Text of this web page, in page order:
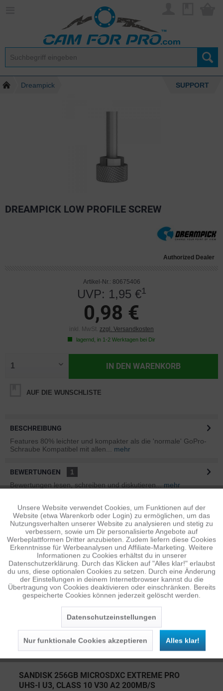
Dreampick SUPPORT
DREAMPICK LOW PROFILE SCREW
Authorized Dealer
Artikel-Nr.: 80675406
UVP: 1,95 €1
0,98 €
inkl. MwSt. zzgl. Versandkosten
lagernd, in 1-2 Werktagen bei Dir
IN DEN WARENKORB
AUF DIE WUNSCHLISTE
BESCHREIBUNG
Features 80% leichter und kompakter als die 'normale' GoPro-
Schraube Kompatibel mit allen...
mehr
BEWERTUNGEN
1
Bewertungen lesen, schreiben und diskutieren...
mehr
ÄHNLICHE ARTIKEL
Diese Artikel sind dem Produkt ähnlich ...mehr
Persönliche Empfehlungen
SANDISK 256GB MICROSDXC EXTREME PRO
UHS-I U3, CLASS 10 V30 A2 200MB/S
Funktionale Aktiv
Tracking Inaktiv
Personalisierung Inaktiv
Service Inaktiv
Unsere Website verwendet Cookies, um Funktionen auf der
Website (etwa Warenkorb oder Login) zu ermöglichen, um das
Nutzungsverhalten unserer Website zu analysieren und stetig zu
verbessern, sowie um Dir personalisierte Angebote auf
Werbeplattformen Dritter anzubieten. Zudem liefern diese Cookies
Erkenntnisse für Werbeanalysen und Affiliate-Marketing. Weitere
Informationen zu Cookies erhältst du in unserer
Datenschutzerklärung. Durch das Klicken auf "Alles klar!" erlaubst
du uns, diese optionalen Cookies zu setzen. Durch eine Änderung
der Einstellungen in deinem Internetbrowser kannst du die
Übertragung von Cookies deaktivieren oder einschränken. Bereits
gespeicherte Cookies können jederzeit gelöscht werden.
Datenschutzeinstellungen
Nur funktionale Cookies akzeptieren Alles klar!